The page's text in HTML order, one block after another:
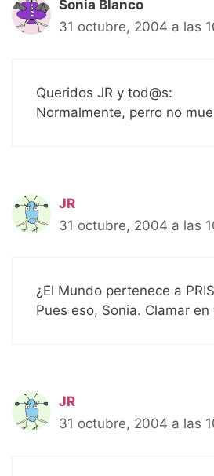
Sonia Blanco
31 octubre, 2004 a las
Queridos JR y tod@s:
Normalmente, perro no
JR
31 octubre, 2004 a las
¿El Mundo pertenece a
Pues eso, Sonia. Clamar
JR
31 octubre, 2004 a las